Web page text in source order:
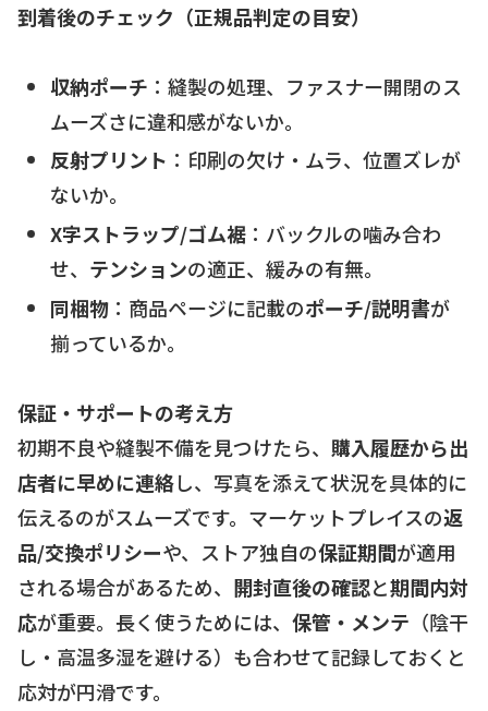
到着後のチェック（正規品判定の目安）
収納ポーチ ：縫製の処理、ファスナー開閉のス
ムーズさに違和感がないか。
反射プリント ：印刷の欠け・ムラ、位置ズレが
ないか。
X字ストラップ/ゴム裾：バックルの噛み合わ
せ、 テンションの適正、緩みの有無。
同梱物：商品ページに記載のポーチ/説明書が
揃っているか。
保証・サポートの考え方
初期不良や縫製不備を見つけたら、 購入履歴から出
店者に早めに連絡し、写真を添えて状況を具体的に
伝えるのがスムーズです。マーケットプレイスの返
品/交換ポリシーや、ストア独自の保証期間が適用
される場合があるため、 開封直後の確認と期間内対
応が重要。長く使うためには、 保管・メンテ （陰干
し・高温多湿を避ける）も合わせて記録しておくと
応対が円滑です。